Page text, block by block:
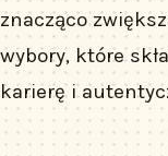
znacząco
wybory, które
karierę i